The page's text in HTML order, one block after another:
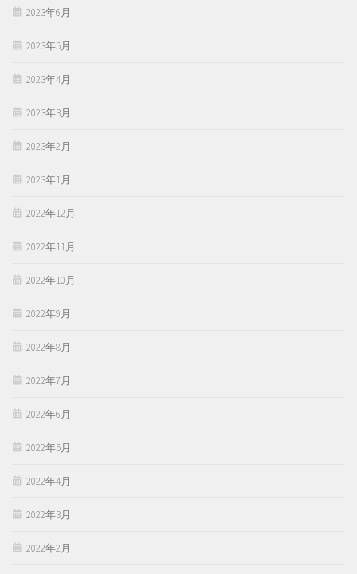
2023年6月
2023年5月
2023年4月
2023年3月
2023年2月
2023年1月
2022年12月
2022年11月
2022年10月
2022年9月
2022年8月
2022年7月
2022年6月
2022年5月
2022年4月
2022年3月
2022年2月